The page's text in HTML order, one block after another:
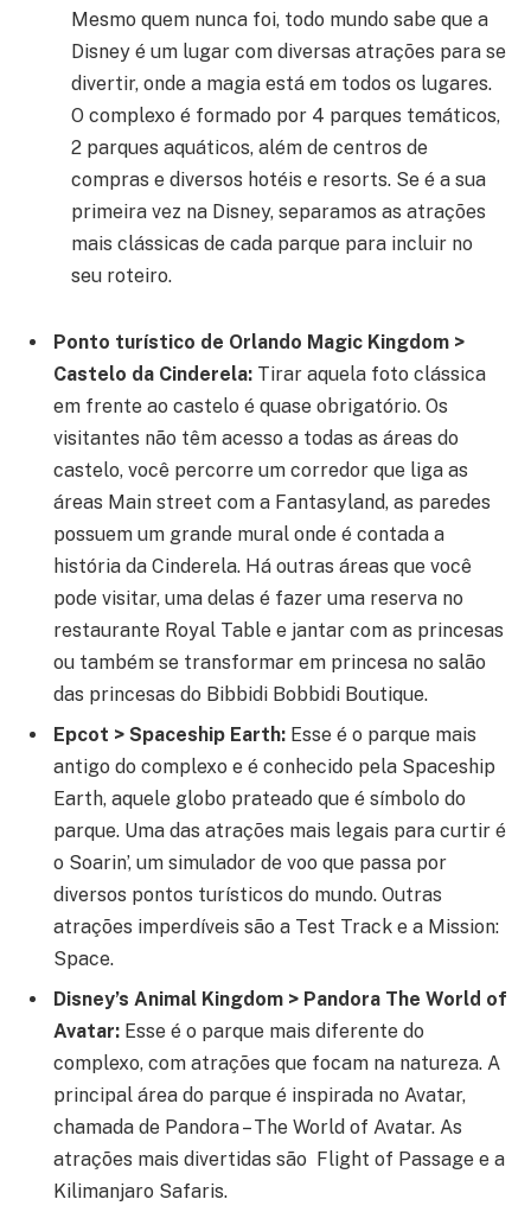
Mesmo quem nunca foi, todo mundo sabe que a
Disney é um lugar com diversas atrações para se
divertir, onde a magia está em todos os lugares.
O complexo é formado por 4 parques temáticos,
2 parques aquáticos, além de centros de
compras e diversos hotéis e resorts. Se é a sua
primeira vez na Disney, separamos as atrações
mais clássicas de cada parque para incluir no
seu roteiro.
Ponto turístico de Orlando Magic Kingdom >
Castelo da Cinderela: Tirar aquela foto clássica
em frente ao castelo é quase obrigatório. Os
visitantes não têm acesso a todas as áreas do
castelo, você percorre um corredor que liga as
áreas Main street com a Fantasyland, as paredes
possuem um grande mural onde é contada a
história da Cinderela. Há outras áreas que você
pode visitar, uma delas é fazer uma reserva no
restaurante Royal Table e jantar com as princesas
ou também se transformar em princesa no salão
das princesas do Bibbidi Bobbidi Boutique.
Epcot > Spaceship Earth: Esse é o parque mais
antigo do complexo e é conhecido pela Spaceship
Earth, aquele globo prateado que é símbolo do
parque. Uma das atrações mais legais para curtir é
o Soarin’, um simulador de voo que passa por
diversos pontos turísticos do mundo. Outras
atrações imperdíveis são a Test Track e a Mission:
Space.
Disney’s Animal Kingdom > Pandora The World of
Avatar: Esse é o parque mais diferente do
complexo, com atrações que focam na natureza. A
principal área do parque é inspirada no Avatar,
chamada de Pandora – The World of Avatar. As
atrações mais divertidas são Flight of Passage e a
Kilimanjaro Safaris.